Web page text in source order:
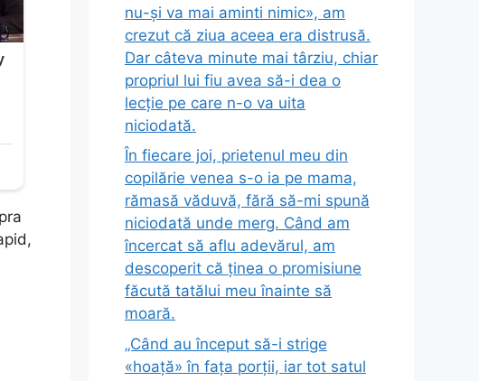
nu-și va mai aminti nimic», am
crezut că ziua aceea era distrusă.
Dar câteva minute mai târziu, chiar
propriul lui fiu avea să-i dea o
lecție pe care n-o va uita
niciodată.
În fiecare joi, prietenul meu din
copilărie venea s-o ia pe mama,
rămasă văduvă, fără să-mi spună
niciodată unde merg. Când am
încercat să aflu adevărul, am
descoperit că ținea o promisiune
făcută tatălui meu înainte să
moară.
„Când au început să-i strige
«hoață» în fața porții, iar tot satul